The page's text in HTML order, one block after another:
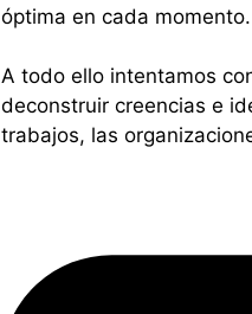
óptima en cada momento.
A todo ello intentamos
deconstruir creencias e
trabajos, las